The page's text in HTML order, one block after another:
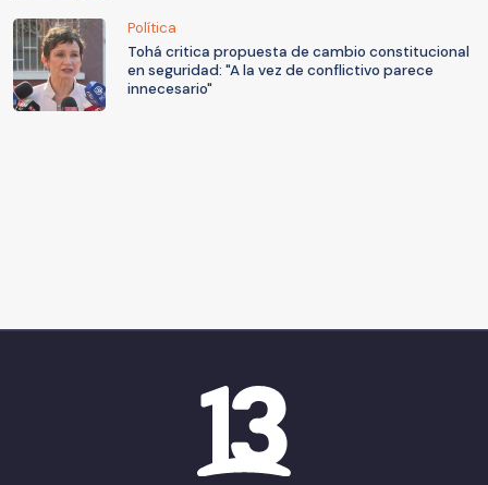
Política
Tohá critica propuesta de cambio constitucional
en seguridad: "A la vez de conflictivo parece
innecesario"